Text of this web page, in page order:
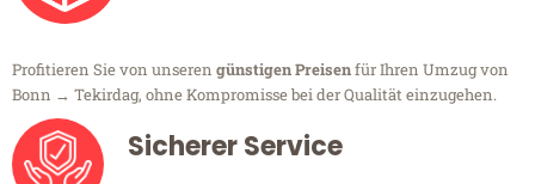
Profitieren Sie von unseren günstigen Preisenfür Ihren Umzug von
Bonn → Tekirdag, ohne Kompromisse bei der Qualität einzugehen.
Sicherer Service